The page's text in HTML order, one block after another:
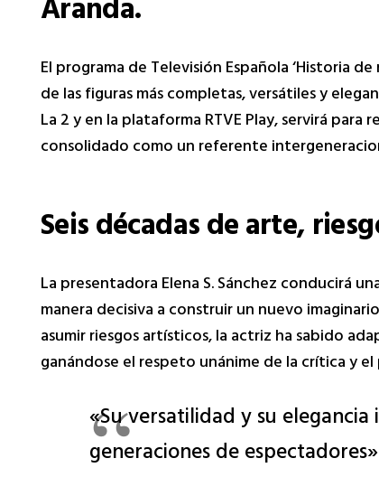
Aranda.
El programa de Televisión Española ‘Historia
de las figuras más completas, versátiles y
La 2 y en la plataforma RTVE Play, servirá
consolidado como un referente
Seis décadas de arte,
La presentadora Elena S. Sánchez conducirá
manera decisiva a construir un nuevo
asumir riesgos artísticos, la actriz ha sabido
ganándose el respeto unánime de la crítica y
«Su versatilidad y su
generaciones de espectadores»